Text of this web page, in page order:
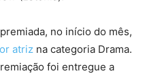
no início do mês,
atriz na categoria Drama.
foi entregue a